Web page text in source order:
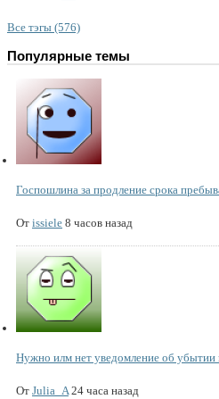
Все тэгы (576)
Популярные темы
Госпошлина за продление срока
От issiele 8 часов назад
Нужно илм нет уведомление об убытии
От Julia_A 24 часа назад